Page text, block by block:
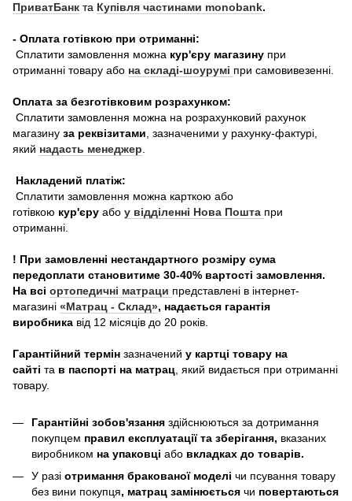
ПриватБанк та Купівля частинами monobank.
- Оплата готівкою при отриманні:
Сплатити замовлення можна кур'єру магазину при
отриманні товару або на складі-шоурумі при самовивезенні.
Оплата за безготівковим розрахунком:
Сплатити замовлення можна на розрахунковий рахунок
магазину за реквізитами , зазначеними у рахунку-фактурі,
який надасть менеджер
Накладений платіж:
Сплатити замовлення можна карткою або
готівкою кур'єру або у відділенні Нова Пошта при
отриманні.
! При замовленні нестандартного розміру сума
передоплати становитиме 30-40% вартості замовлення.
На всі ортопедичні матраци представлені в інтернет-
магазині «Матрац - Склад», надається гарантія
виробника від 12 місяців до 20 років.
Гарантійний термін зазначений у картці товару на
сайті та в паспорті на матрац , який видається при отриманні
товару.
Гарантійні зобов'язання здійснюються за дотримання
покупцем правил експлуатації та зберігання, вказаних
виробником на упаковці або вкладках до товарів.
У разі отримання бракованої моделі чи псування товару
без вини покупця, матрац замінюється чи повертаються